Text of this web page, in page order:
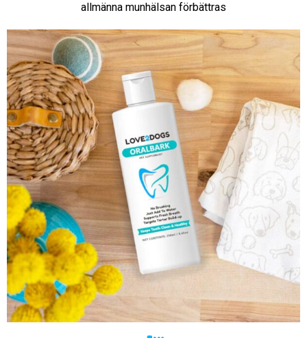
allmänna munhälsan förbättras